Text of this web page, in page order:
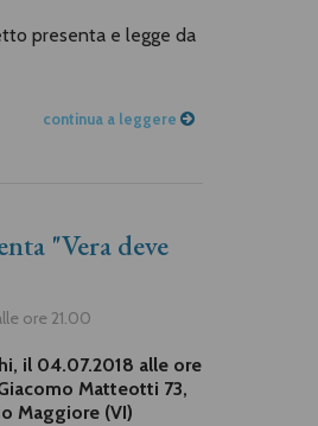
presenta e legge da
continua a leggere
"Vera deve
ore 21.00
il 04.07.2018 alle ore
Matteotti 73,
Maggiore (VI)